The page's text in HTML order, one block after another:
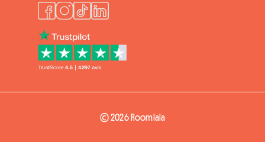
© 2026 Roomlala